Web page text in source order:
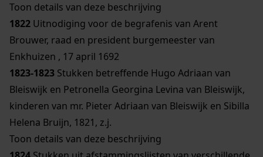
Toon details van deze beschrijving
1822 Uitnodiging voor de begrafenis van Arent
Brouwer, raad en president burgemeester van
Enkhuizen , 17 april 1692
1823-1823 Stukken betreffende Hugo Adriaan van
Bleiswijk en Petronella Georgina Levina van Bleiswijk,
kinderen van mr. Pieter Adriaan van Bleiswijk en Sibilla
Helena Bruijn, 1821, z.j.
Toon details van deze beschrijving